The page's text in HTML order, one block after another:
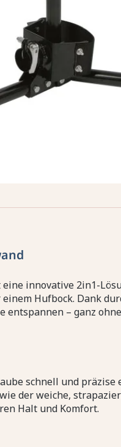
innovative 2in1-
Hufbock. Dank
entspannen – ganz
schnell und präzise
der weiche,
Halt und Komfort.